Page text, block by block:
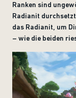
Ranken sind
Radianit
das Radianit, um
– wie die beiden